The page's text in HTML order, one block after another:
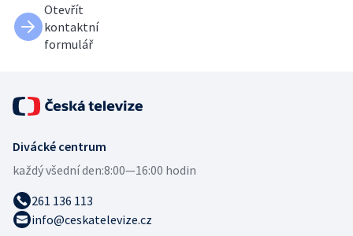
Otevřít
kontaktní
formulář
Divácké centrum
každý všední den:8:00—16:00 hodin
261 136 113
info@ceskatelevize.cz